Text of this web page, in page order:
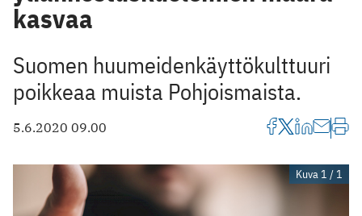
kasvaa
Suomen huumeidenkäyttökulttuuri
poikkeaa muista Pohjoismaista.
5.6.2020 09.00
Kuva 1 / 1